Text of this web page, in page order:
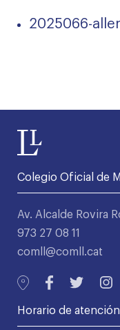
2025066-
Colegio Oficial de
Av. Alcalde Rovira
973 27 08 11
comll@comll.cat
Horario de atención